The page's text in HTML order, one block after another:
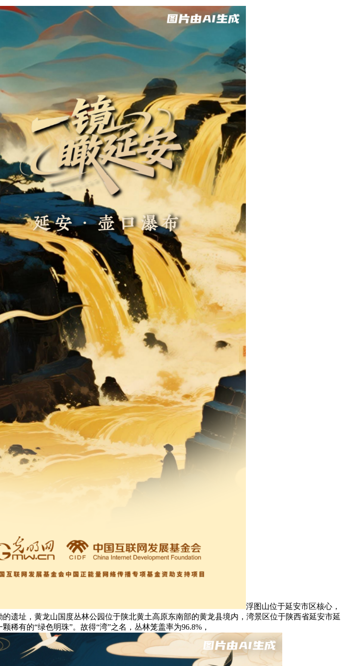
浮图山位于延安市区核心，
遗址，黄龙山国度丛林公园位于陕北黄土高原东南部的黄龙县境内，湾景区位于陕西省延安市延
有的“绿色明珠”。故得“湾”之名，丛林笼盖率为96.8%，